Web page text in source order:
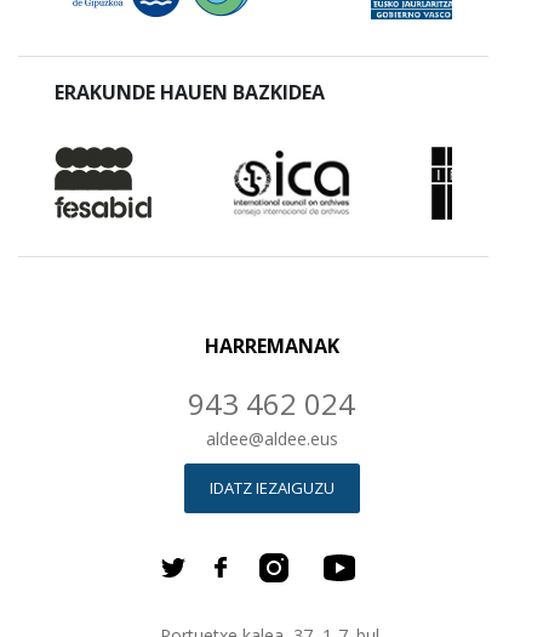
ERAKUNDE HAUEN BAZKIDEA
HARREMANAK
943 462 024
aldee@aldee.eus
IDATZ IEZAIGUZU